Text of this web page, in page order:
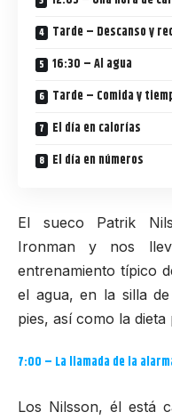
Tarde – Descanso y
16:30 – Al agua
Tarde – Comida y
El día en calorías
El día en números
El sueco Patrik
Ironman y nos
entrenamiento típico
el agua, en la silla
pies, así como la
7:00 – La llamada de la
Los Nilsson, él está